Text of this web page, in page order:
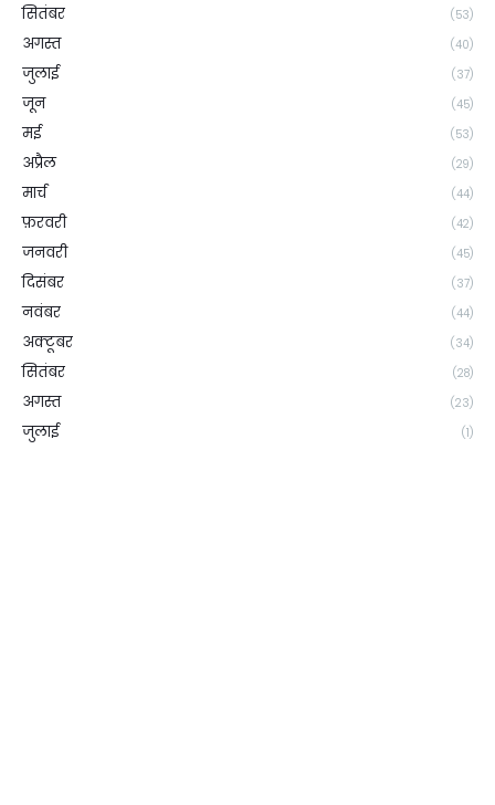
सितंबर (53)
अगस्त (40)
जुलाई (37)
जून (45)
मई (53)
अप्रैल (29)
मार्च (44)
फ़रवरी (42)
जनवरी (45)
दिसंबर (37)
नवंबर (44)
अक्टूबर (34)
सितंबर (28)
अगस्त (23)
जुलाई (1)